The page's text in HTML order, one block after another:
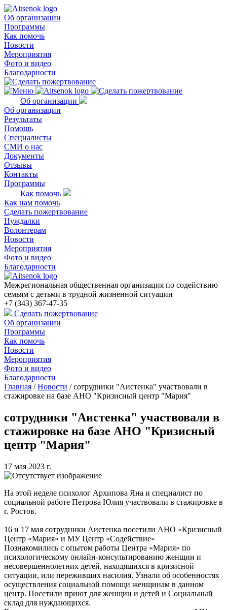
Об организации
Программы
Как помочь
Новости
Мероприятия
Фото и видео
Благодарности
Об организации
Об организации
Результаты
Помощь
Специалисты
СМИ о нас
Документы
Отзывы
Контакты
Программы
Как помочь
Как нам помочь
Сделать пожертвование
Нуждалки
Волонтерам
Новости
Мероприятия
Фото и видео
Благодарности
Межрегиональная общественная организация по содействию
семьям с детьми в трудной жизненной ситуации
+7 (343) 367-47-35
Сделать пожертвование
Об организации
Программы
Как помочь
Новости
Мероприятия
Фото и видео
Благодарности
Главная /Новости /сотрудники "Аистенка" участвовали в
стажировке на базе АНО "Кризисный центр "Мария"
сотрудники "Аистенка" участвовали в
стажировке на базе АНО "Кризисный
центр "Мария"
17 мая 2023 г.
На этой неделе психолог Архипова Яна и специалист по
социальной работе Петрова Юлия участвовали в стажировке в
г. Ростов.
16 и 17 мая сотрудники Аистенка посетили АНО «Кризисный
Центр «Мария» и МУ Центр «Содействие»
Познакомились с опытом работы Центра «Мария» по
психологическому онлайн-консультированию женщин и
несовершеннолетних детей, находящихся в кризисной
ситуации, или переживших насилия. Узнали об особенностях
осуществления социальной помощи женщинам в данном
центр. Посетили приют для женщин и детей и Социальный
склад для нуждающихся.